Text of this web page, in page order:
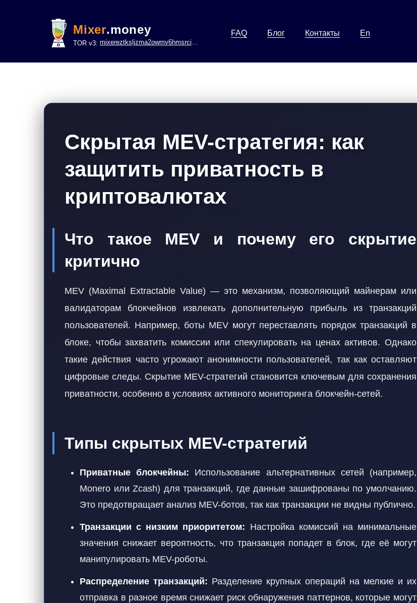
Mixer.money
TOR v3: mixereztksljzma2owmv6hmsrci322lsje6m3svicoddk3xbgvhd2fid.onion
FAQ Блог Контакты En
Скрытая MEV-стратегия: как
защитить приватность в
криптовалютах
Что такое MEV и почему его скрытие
критично
MEV (Maximal Extractable Value) — это механизм, позволяющий майнерам или
валидаторам блокчейнов извлекать дополнительную прибыль из транзакций
пользователей. Например, боты MEV могут переставлять порядок транзакций в
блоке, чтобы захватить комиссии или спекулировать на ценах активов. Однако
такие действия часто угрожают анонимности пользователей, так как оставляют
цифровые следы. Скрытие MEV-стратегий становится ключевым для сохранения
приватности, особенно в условиях активного мониторинга блокчейн-сетей.
Типы скрытых MEV-стратегий
Приватные блокчейны: Использование альтернативных сетей (например,
Monero или Zcash) для транзакций, где данные зашифрованы по умолчанию.
Это предотвращает анализ MEV-ботов, так как транзакции не видны публично.
Транзакции с низким приоритетом: Настройка комиссий на минимальные
значения снижает вероятность, что транзакция попадет в блок, где её могут
манипулировать MEV-роботы.
Распределение транзакций: Разделение крупных операций на мелкие и их
отправка в разное время снижает риск обнаружения паттернов, которые могут